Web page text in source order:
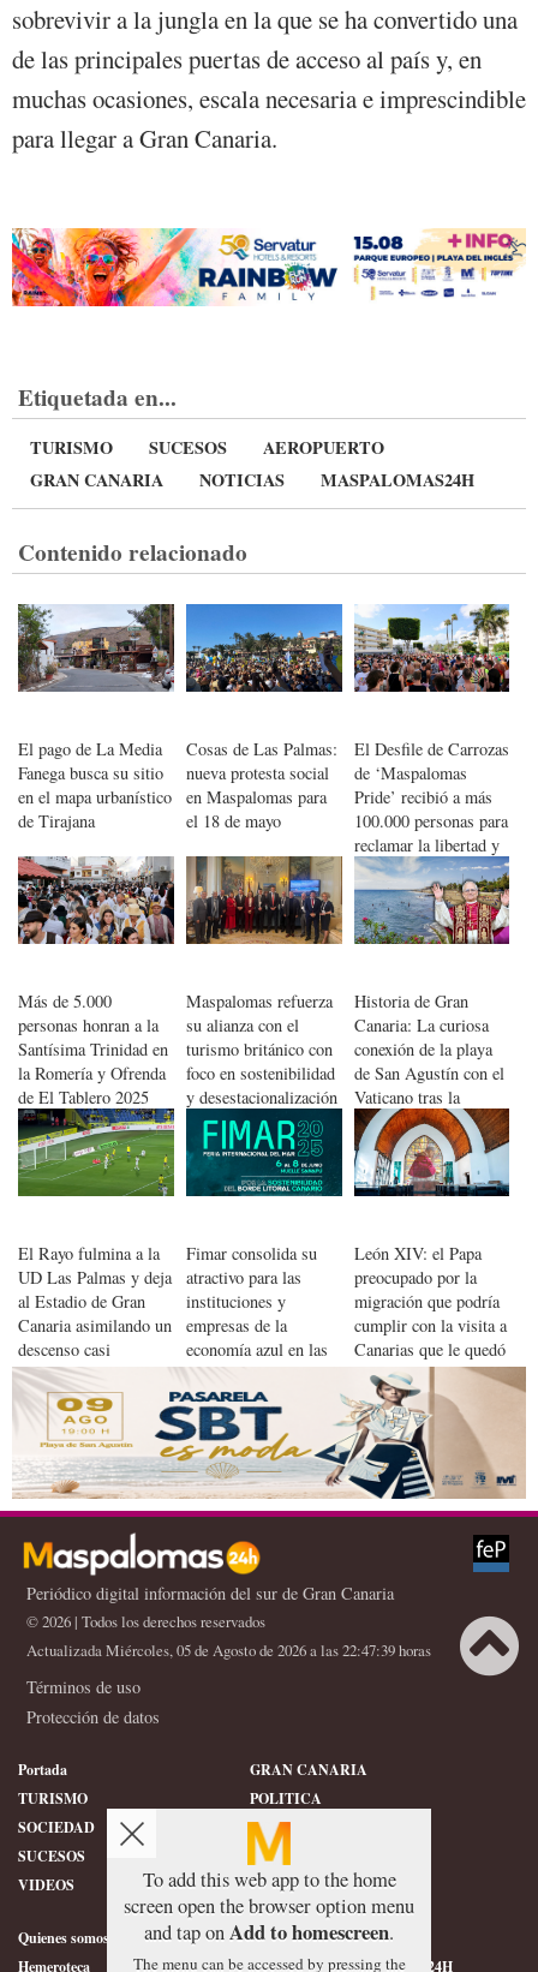
sobrevivir a la jungla en la que se ha convertido una
de las principales puertas de acceso al país y, en
muchas ocasiones, escala necesaria e imprescindible
para llegar a Gran Canaria.
Etiquetada en...
TURISMO SUCESOS
AEROPUERTO
GRAN CANARIA
NOTICIAS MASPALOMAS24H
Contenido relacionado
El pago de La Media
Fanega busca su sitio
en el mapa urbanístico
de Tirajana
Cosas de Las Palmas:
nueva protesta social
en Maspalomas para
el 18 de mayo
El Desfile de Carrozas
de ‘Maspalomas
Pride’ recibió a más
100.000 personas para
reclamar la libertad y
la igualdad
Más de 5.000
personas honran a la
Santísima Trinidad en
la Romería y Ofrenda
de El Tablero 2025
Maspalomas refuerza
su alianza con el
turismo británico con
foco en sostenibilidad
y desestacionalización
Historia de Gran
Canaria: La curiosa
conexión de la playa
de San Agustín con el
Vaticano tras la
elección de León XIV
El Rayo fulmina a la
UD Las Palmas y deja
al Estadio de Gran
Canaria asimilando un
descenso casi
inevitable
Fimar consolida su
atractivo para las
instituciones y
empresas de la
economía azul en las
Islas
León XIV: el Papa
preocupado por la
migración que podría
cumplir con la visita a
Canarias que le quedó
pendiente a Francisco
Periódico digital información del sur de Gran Canaria
© 2026 | Todos los derechos reservados
Actualizada Miércoles, 05 de Agosto de 2026 a las 22:47:39 horas
Términos de uso
Protección de datos
Portada
GRAN CANARIA
TURISMO
POLITICA
SOCIEDAD
DEPORTES
SUCESOS
HISTORIA
VIDEOS
CONFIDENCIAL
Quienes somos
SERVICIOS
Hemeroteca
ÉTICA DE MASPALOMAS24H
To add this web app to the home
screen open the browser option menu
and tap onAdd to homescreen.
The menu can be accessed by pressing the